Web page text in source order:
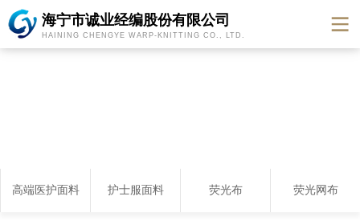
海宁市诚业经编股份有限公司
HAINING CHENGYE WARP-KNITTING CO., LTD.
高端医护面料 护士服面料 荧光布 荧光网布